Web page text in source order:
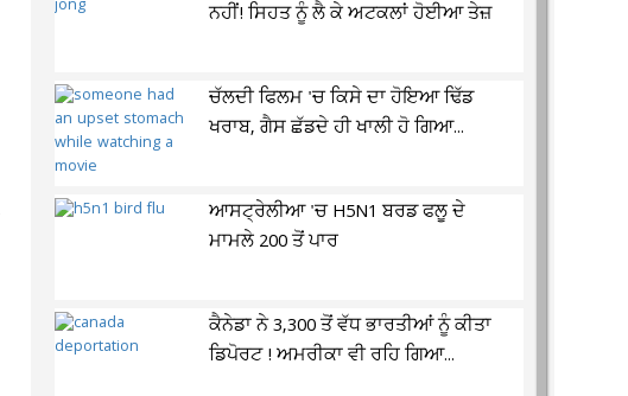
ਨਹੀਂ! ਸਿਹਤ ਨੂੰ ਲੈ ਕੇ ਅਟਕਲਾਂ ਹੋਈਆ ਤੇਜ਼
ਚੱਲਦੀ ਫਿਲਮ 'ਚ ਕਿਸੇ ਦਾ ਹੋਇਆ ਢਿੱਡ
ਖਰਾਬ, ਗੈਸ ਛੱਡਦੇ ਹੀ ਖਾਲੀ ਹੋ ਗਿਆ...
ਆਸਟ੍ਰੇਲੀਆ 'ਚ H5N1 ਬਰਡ ਫਲੂ ਦੇ
ਮਾਮਲੇ 200 ਤੋਂ ਪਾਰ
ਕੈਨੇਡਾ ਨੇ 3,300 ਤੋਂ ਵੱਧ ਭਾਰਤੀਆਂ ਨੂੰ ਕੀਤਾ
ਡਿਪੋਰਟ ! ਅਮਰੀਕਾ ਵੀ ਰਹਿ ਗਿਆ...